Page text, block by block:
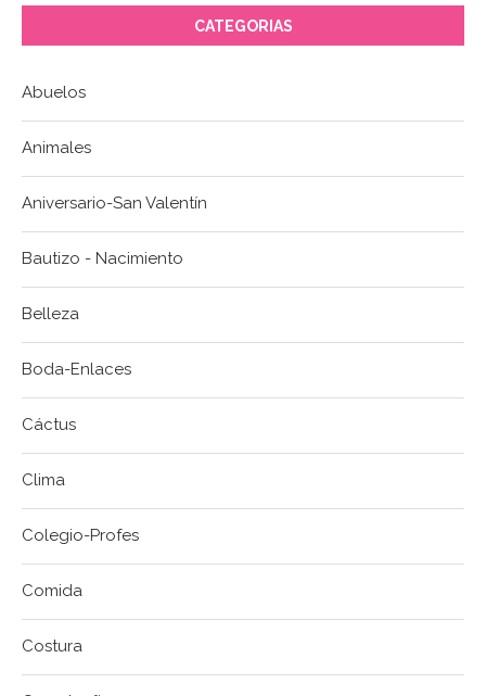
CATEGORIAS
Abuelos
Animales
Aniversario-San Valentín
Bautizo - Nacimiento
Belleza
Boda-Enlaces
Cáctus
Clima
Colegio-Profes
Comida
Costura